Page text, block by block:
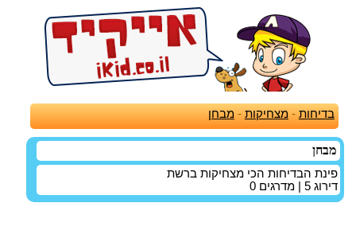
בדיחות -מצחיקות -מבחן
מבחן
פינת הבדיחות הכי מצחיקות ברשת
דירוג 5 | מדרגים 0